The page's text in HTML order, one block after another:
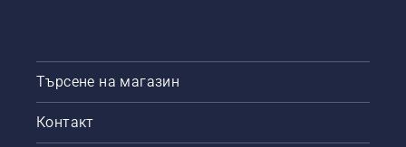
Търсене на магазин
Контакт